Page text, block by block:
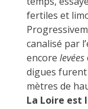
fertiles et
canalisé par
encore levées
digues
mètres de
La Loire est